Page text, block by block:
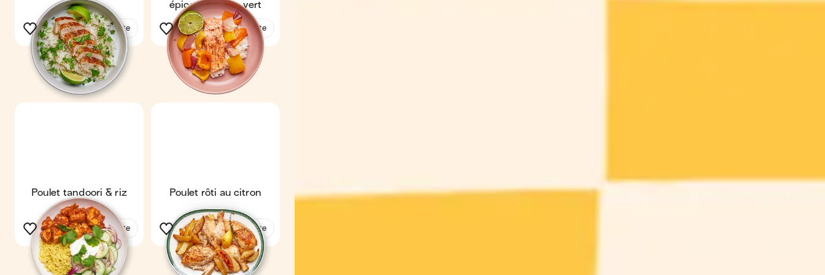
vert
Voir la recette
épices & citron vert
Voir la recette
Poulet tandoori & riz
épicé
Voir la recette
Poulet rôti au citron
Voir la recette